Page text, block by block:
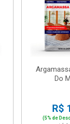
Do
R$
(5% de